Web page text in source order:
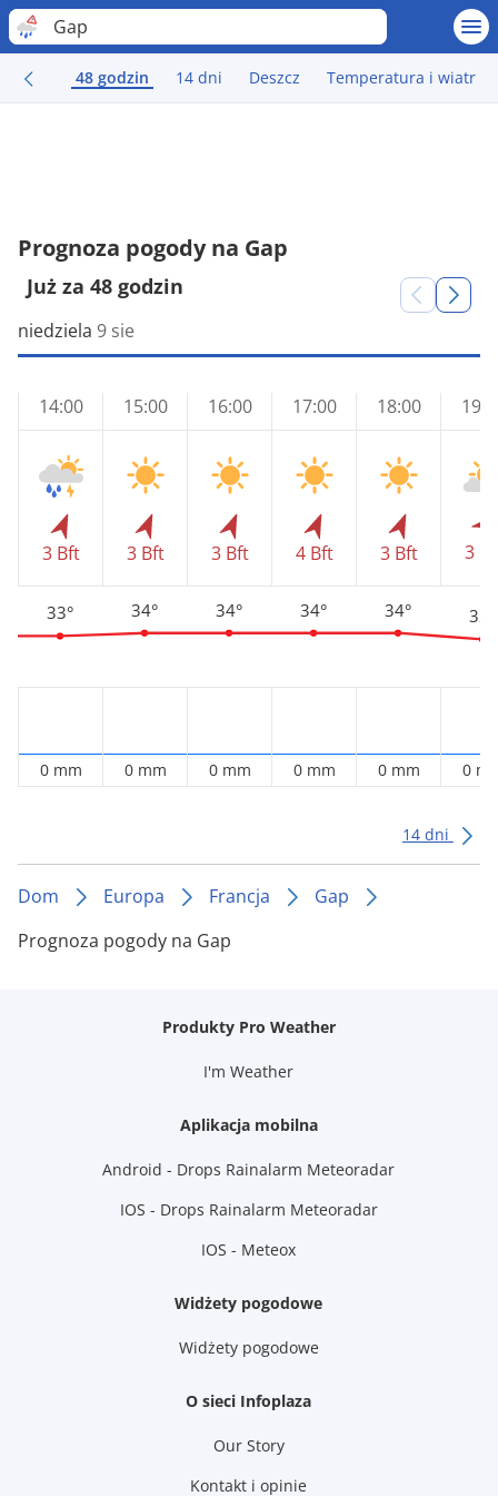
Gap
48 godzin 14 dni Deszcz Temperatura i wiatr
Prognoza pogody na Gap
Już za 48 godzin
niedziela 9 sie
14:00
3 Bft
33°
0 mm
15:00
3 Bft
34°
0 mm
16:00
3 Bft
34°
0 mm
17:00
4 Bft
34°
0 mm
18:00
3 Bft
34°
0 mm
3
32°
0
14 dni
Dom Europa Francja
Gap
Prognoza pogody na Gap
Produkty Pro Weather
I'm Weather
Aplikacja mobilna
Android - Drops Rainalarm Meteoradar
IOS - Drops Rainalarm Meteoradar
IOS - Meteox
Widżety pogodowe
Widżety pogodowe
O sieci Infoplaza
Our Story
Kontakt i opinie